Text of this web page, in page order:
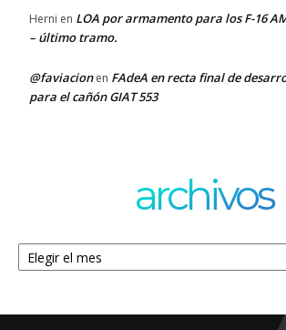
Herni en LOA por armamento para los F-16
– último tramo.
@faviacionen FAdeA en recta final de
para el cañón GIAT 553
archivos
Archivos